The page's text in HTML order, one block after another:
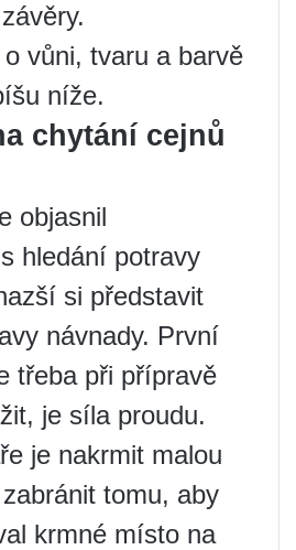
vůni, tvaru a barvě
níže.
chytání cejnů
objasnil
hledání potravy
si představit
návnady. První
třeba při přípravě
je síla proudu.
je nakrmit malou
tomu, aby
krmné místo na